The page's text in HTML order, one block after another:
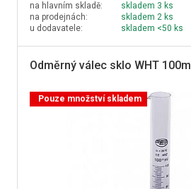
na hlavním skladě:
skladem 3 ks
na prodejnách:
skladem 2 ks
u dodavatele:
skladem <50 ks
Odměrný válec sklo WHT 100ml
Pouze množství skladem